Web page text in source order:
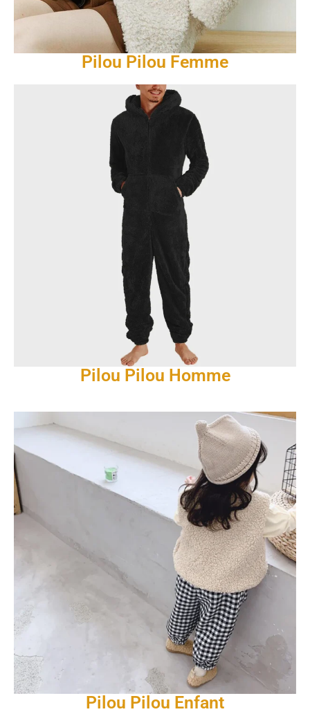
Pilou Pilou Femme
Pilou Pilou Homme
Pilou Pilou Enfant